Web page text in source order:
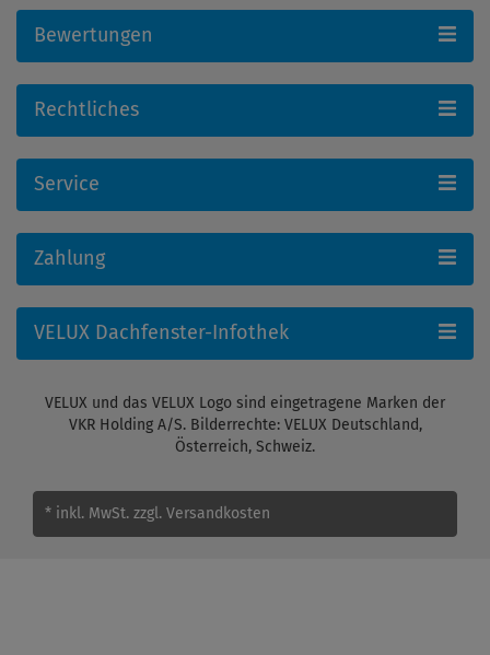
Bewertungen
Rechtliches
Service
Zahlung
VELUX Dachfenster-Infothek
VELUX und das VELUX Logo sind eingetragene Marken der
VKR Holding A/S. Bilderrechte: VELUX Deutschland,
Österreich, Schweiz.
* inkl. MwSt. zzgl. Versandkosten